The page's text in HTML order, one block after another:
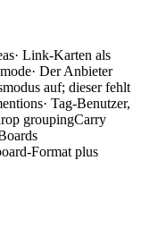
· Link-Karten als
· Der Anbieter
auf; dieser fehlt
· Tag-Benutzer,
groupingCarry
Format plus